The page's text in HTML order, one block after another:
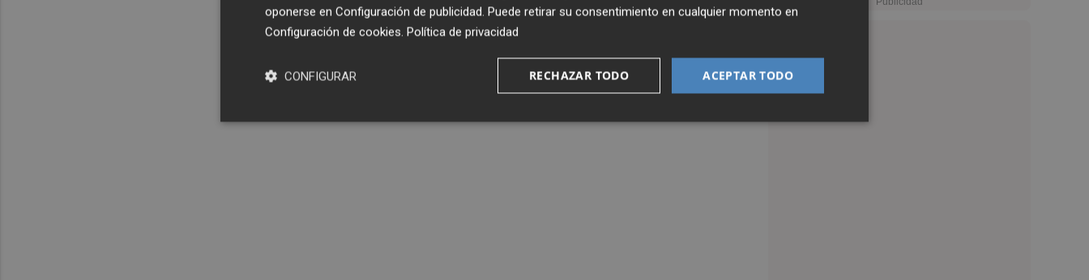
oponerse en Configuración de publicidad. Puede retirar su consentimiento en cualquier momento en
Configuración de cookies. Política de privacidad
ACEPTAR TODO
RECHAZAR TODO
CONFIGURAR